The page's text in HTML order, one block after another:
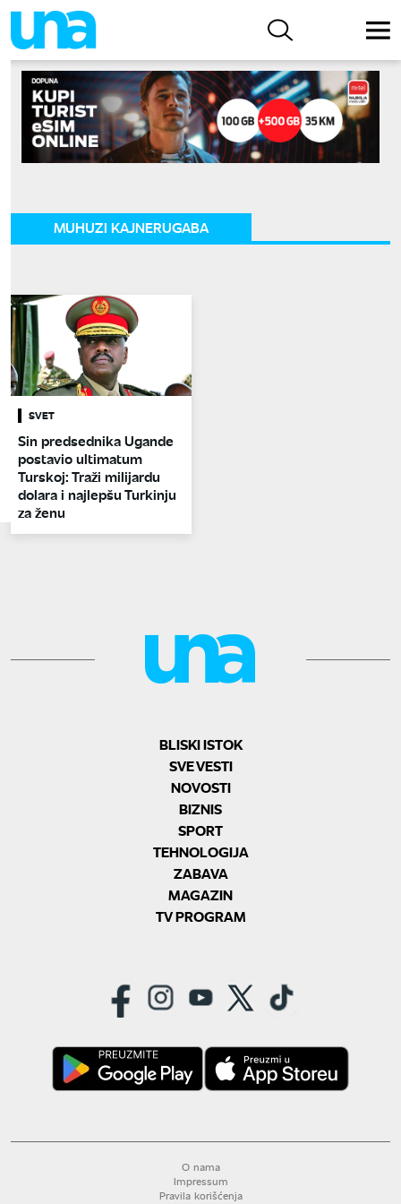
MUHUZI KAJNERUGABA
SVET
Sin predsednika Ugande
postavio ultimatum
Turskoj: Traži milijardu
dolara i najlepšu Turkinju
za ženu
BLISKI ISTOK
SVE VESTI
NOVOSTI
BIZNIS
SPORT
TEHNOLOGIJA
ZABAVA
MAGAZIN
TV PROGRAM
O nama
Impressum
Pravila korišćenja